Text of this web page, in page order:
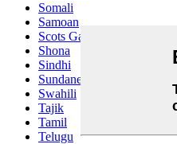
Somali
Samoan
Scots Gaelic
Shona
Sindhi
Sundanese
Swahili
Tajik
Tamil
Telugu